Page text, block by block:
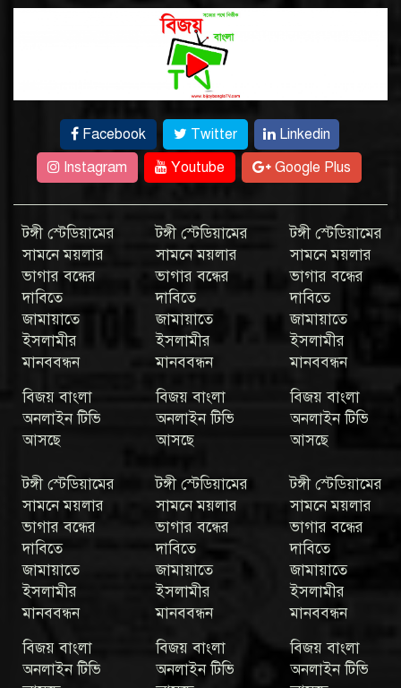
Facebook Twitter
Linkedin
Instagram
Youtube Google Plus
টঙ্গী স্টেডিয়ামের
সামনে ময়লার
ভাগার বন্ধের
দাবিতে
জামায়াতে
ইসলামীর
মানববন্ধন
বিজয় বাংলা
অনলাইন টিভি
আসছে
টঙ্গী স্টেডিয়ামের
সামনে ময়লার
ভাগার বন্ধের
দাবিতে
জামায়াতে
ইসলামীর
মানববন্ধন
বিজয় বাংলা
অনলাইন টিভি
আসছে
টঙ্গী স্টেডিয়ামের
সামনে ময়লার
ভাগার বন্ধের
দাবিতে
জামায়াতে
ইসলামীর
মানববন্ধন
বিজয় বাংলা
অনলাইন টিভি
আসছে
টঙ্গী স্টেডিয়ামের
সামনে ময়লার
ভাগার বন্ধের
দাবিতে
জামায়াতে
ইসলামীর
মানববন্ধন
বিজয় বাংলা
অনলাইন টিভি
টঙ্গী স্টেডিয়ামের
সামনে ময়লার
ভাগার বন্ধের
দাবিতে
জামায়াতে
ইসলামীর
মানববন্ধন
বিজয় বাংলা
অনলাইন টিভি
টঙ্গী স্টেডিয়ামের
সামনে ময়লার
ভাগার বন্ধের
দাবিতে
জামায়াতে
ইসলামীর
মানববন্ধন
বিজয় বাংলা
অনলাইন টিভি